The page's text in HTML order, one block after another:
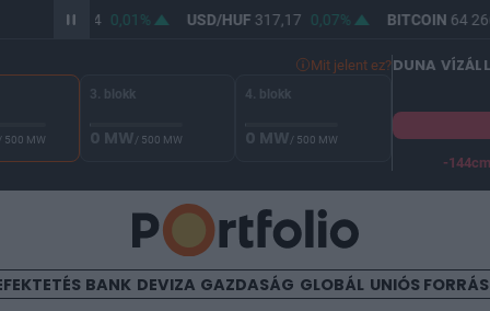
365,44 0,01% USD/HUF 317,17 0,07% BITCOIN64
Mit jelent ez?
/ 500 MW
3. blokk
0 MW/ 500 MW
4. blokk
0 MW/ 500 MW
DUNA
-144cm
BANK DEVIZA GAZDASÁG GLOBÁL UNIÓS